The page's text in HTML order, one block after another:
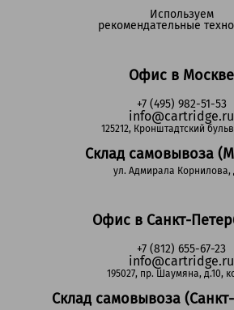
Офис в Москве
+7 (495) 982-51-53
info@cartridge.ru
125212, Кронштадтский
Склад самовывоза
ул. Адмирала Корнилова,
Офис в Санкт-
+7 (812) 655-67-23
info@cartridge.ru
195027, пр. Шаумяна, д.10,
Склад самовывоза
Используем
рекомендательные